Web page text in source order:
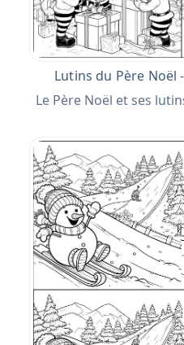
Lutins du Père Noël
Le Père Noël et ses